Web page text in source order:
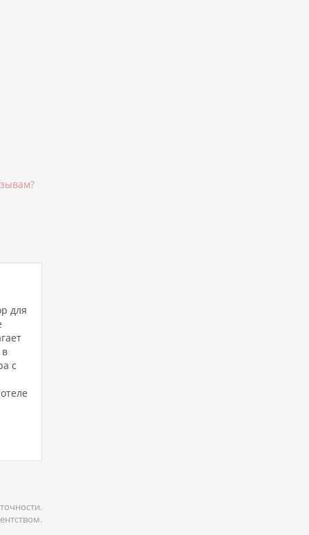
для
с